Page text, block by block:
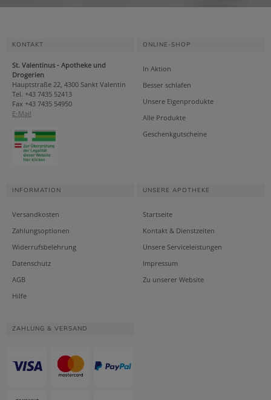
KONTAKT
St. Valentinus - Apotheke und
Drogerien
Hauptstraße 22, 4300 Sankt Valentin
Tel. +43 7435 52413
Fax +43 7435 54950
E-Mail
ONLINE-SHOP
In Aktion
Besser schlafen
Unsere Eigenprodukte
Alle Produkte
Geschenkgutscheine
INFORMATION
Versandkosten
Zahlungsoptionen
Widerrufsbelehrung
Datenschutz
AGB
Hilfe
UNSERE APOTHEKE
Startseite
Kontakt & Dienstzeiten
Unsere Serviceleistungen
Impressum
Zu unserer Website
ZAHLUNG & VERSAND